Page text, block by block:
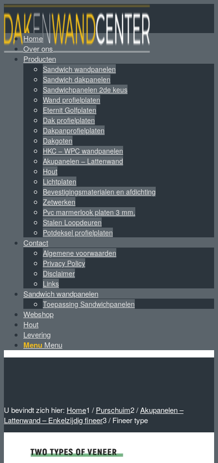
Home
Over ons
Producten
Sandwich wandpanelen
Sandwich dakpanelen
Sandwichpanelen 2de keus
Wand profielplaten
Eternit Golfplaten
Dak profielplaten
Dakpanprofielplaten
Dakgoten
HKC – WPC wandpanelen
Akupanelen – Lattenwand
Hout
Lichtplaten
Bevestigingsmaterialen en afdichting
Zetwerken
Pvc marmerlook platen 3 mm.
Stalen Loopdeuren
Potdeksel profielplaten
Contact
Algemene voorwaarden
Privacy Policy
Disclaimer
Links
Sandwich wandpanelen
Toepassing Sandwichpanelen
Webshop
Hout
Levering
Menu Menu
U bevindt zich hier: Home1 / Purschuim2/Akupanelen –
Lattenwand – Enkelzijdig fineer3/ Fineer type